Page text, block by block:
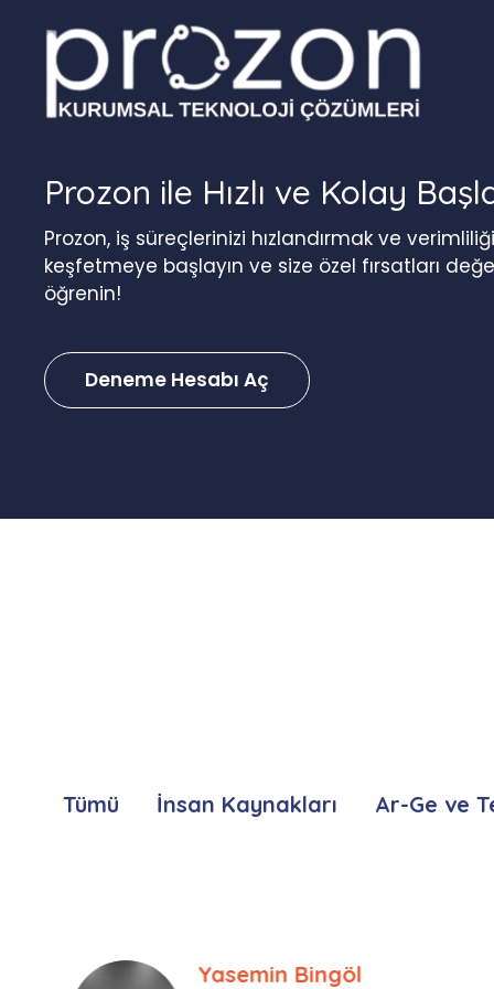
Prozon ile Hızlı ve Kolay
Prozon, iş süreçlerinizi hızlandırmak ve
keşfetmeye başlayın ve size özel fırsatları
öğrenin!
Deneme Hesabı Aç
Tümü İnsan Kaynakları Ar-Ge ve
Ebru Kural